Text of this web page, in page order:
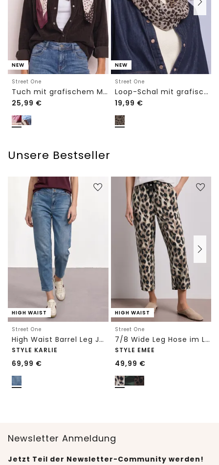
NEW
Street One
Tuch mit grafischem Muster
25,99 €
NEW
Street One
Loop-Schal mit grafischem Muster
19,99 €
Unsere Bestseller
HIGH WAIST
Street One
High Waist Barrel Leg Jeans im Loose Fit
STYLE KARLIE
69,99 €
HIGH WAIST
Street One
7/8 Wide Leg Hose im Loose Fit mit Print
STYLE EMEE
49,99 €
Newsletter Anmeldung
Jetzt Teil der Newsletter-Community werden!